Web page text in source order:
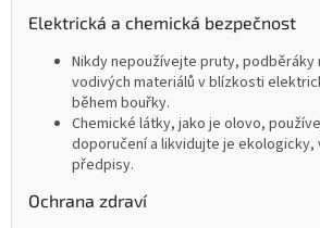
Elektrická a chemická bezpečnost
Nikdy nepoužívejte pruty, podběráky
vodivých materiálů v blízkosti
během bouřky.
Chemické látky, jako je olovo,
doporučení a likvidujte je ekologicky,
předpisy.
Ochrana zdraví